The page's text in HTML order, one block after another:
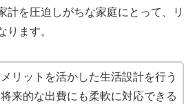
計を圧迫しがちな家庭にとって、リ
ります。
リットを活かした生活設計を行う
来的な出費にも柔軟に対応できる